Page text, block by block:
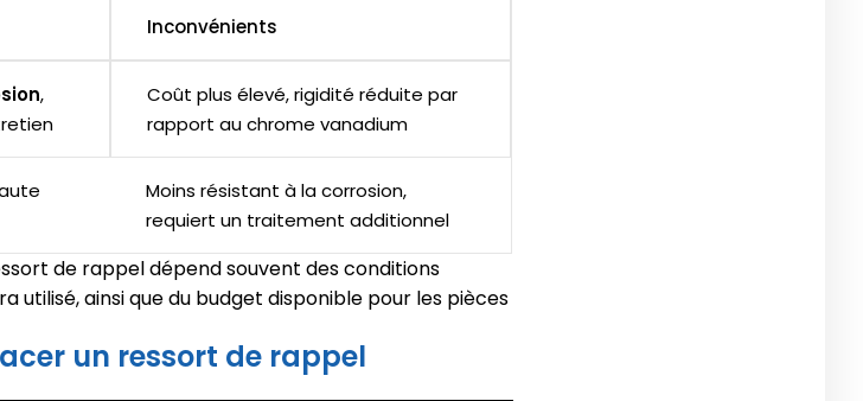
Inconvénients
,
Coût plus élevé, rigidité réduite par
rapport au chrome vanadium
Moins résistant à la corrosion,
requiert un traitement additionnel
de rappel dépend souvent des conditions
utilisé, ainsi que du budget disponible pour les pièces
un ressort de rappel